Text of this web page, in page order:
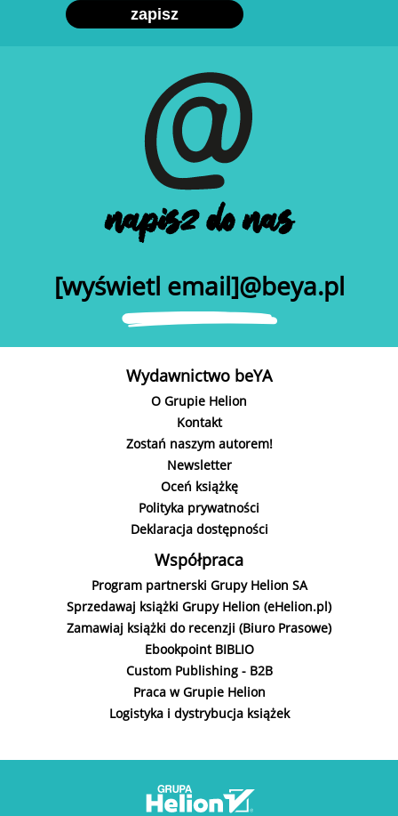
zapisz
napisz do nas
[wyświetl email]@beya.pl
Wydawnictwo beYA
O Grupie Helion
Kontakt
Zostań naszym autorem!
Newsletter
Oceń książkę
Polityka prywatności
Deklaracja dostępności
Współpraca
Program partnerski Grupy Helion SA
Sprzedawaj książki Grupy Helion (eHelion.pl)
Zamawiaj książki do recenzji (Biuro Prasowe)
Ebookpoint BIBLIO
Custom Publishing - B2B
Praca w Grupie Helion
Logistyka i dystrybucja książek